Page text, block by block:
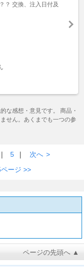
？ 交換、注入日付及
な感想・意見です。 商品・
せん。あくまでも一つの参
｜ 5 ｜ 次へ >
ージ >>
ページの先頭へ ▲